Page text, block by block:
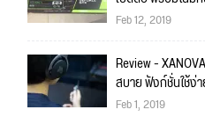
Feb 12, 2019
Review -
สบาย ฟังก์ชั่นใช้ง่
Feb 1, 2019